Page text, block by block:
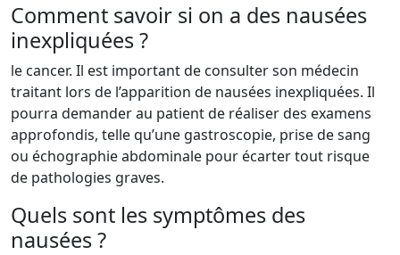
Comment savoir si on a des nausées
inexpliquées ?
le cancer. Il est important de consulter son médecin
traitant lors de l’apparition de nausées inexpliquées. Il
pourra demander au patient de réaliser des examens
approfondis, telle qu’une gastroscopie, prise de sang
ou échographie abdominale pour écarter tout risque
de pathologies graves.
Quels sont les symptômes des
nausées ?